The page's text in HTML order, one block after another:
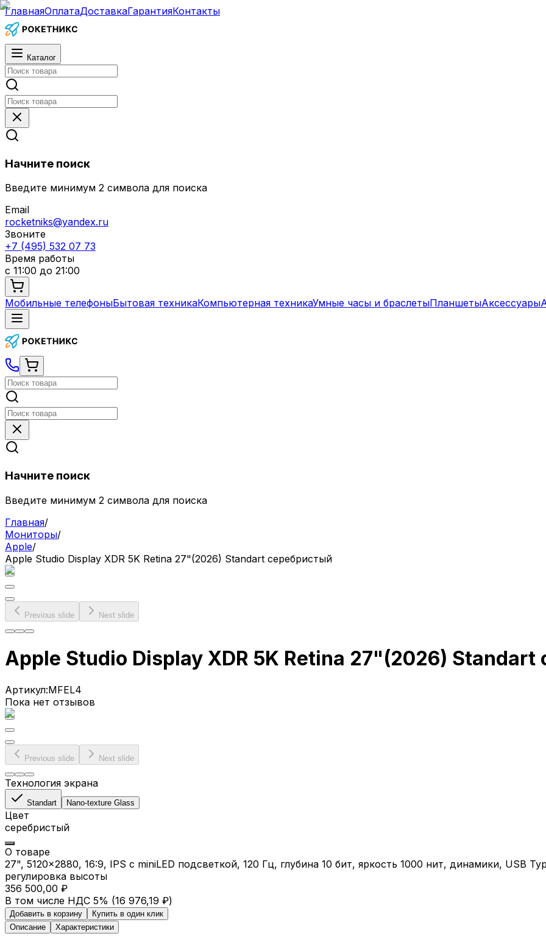
ГлавнаяОплатаДоставкаГарантияКонтакты
Каталог
Начните поиск
Введите минимум 2 символа для поиска
Email
rocketniks@yandex.ru
Звоните
+7 (495) 532 07 73
Время работы
с 11:00 до 21:00
Мобильные телефоныБытовая техникаКомпьютерная техникаУмные часы и браслетыПланшетыАксессуары
Начните поиск
Введите минимум 2 символа для поиска
Главная/
Мониторы/
Apple/
Apple Studio Display XDR 5K Retina 27"(2026) Standart серебристый
Previous slide Next slide
Apple Studio Display XDR 5K Retina 27"(2026) Standart
Артикул:MFEL4
Пока нет отзывов
Previous slide Next slide
Технология экрана
Standart Nano-texture Glass
Цвет
серебристый
О товаре
27", 5120x2880, 16:9, IPS c miniLED подсветкой, 120 Гц, глубина 10 бит, яркость 1000 нит, динамики, USB
регулировка высоты
356 500,00 ₽
В том числе НДС 5% (16 976,19 ₽)
Добавить в корзину
Купить в один клик
Описание
Характеристики